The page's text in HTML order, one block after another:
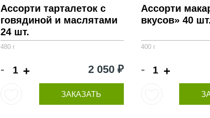
Ассорти тарталеток с
говядиной и маслятами
24 шт.
480 г
- + 2 050 ₽
ЗАКАЗАТЬ
Ассорти
вкусов» 40
400 г
- +